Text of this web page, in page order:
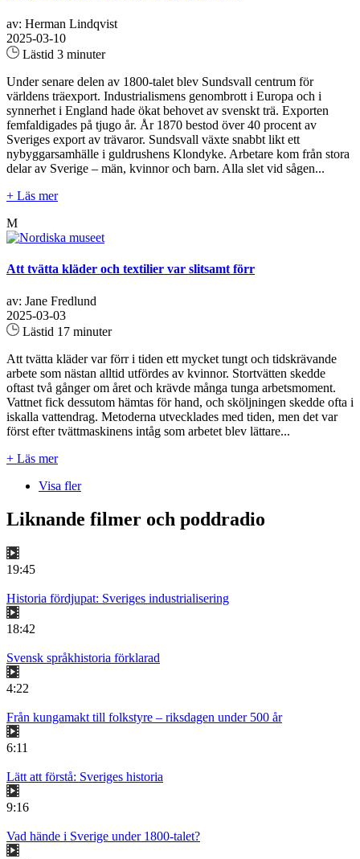
av: Herman Lindqvist
2025-03-10
Lästid 3 minuter
Under senare delen av 1800-talet blev Sundsvall centrum för
världens träexport. Industrialismens genombrott i Europa och i
synnerhet i England hade ökat behovet av svenskt trä. Exporten
femfaldigades på tjugo år. År 1870 bestod över 40 procent av
Sveriges export av trävaror. Sundsvall växte snabbt likt ett
nybyggarsamhälle i guldrushens Klondyke. Arbetare kom från stora
delar av Sverige – män, kvinnor och barn. Alla slet vid sågen...
+ Läs mer
M
Att tvätta kläder och textilier var slitsamt förr
av: Jane Fredlund
2025-03-03
Lästid 17 minuter
Att tvätta kläder var förr i tiden ett mycket tungt och tidskrävande
arbete som nästan alltid utfördes av kvinnor. Stortvätten skedde
oftast två gånger om året och krävde många tunga arbetsmoment.
Vattnet fick dessutom hämtas för hand, och sköljningen skedde ofta i
iskalla vattendrag. Metoderna utvecklades med tiden, men det var
först efter tvättmaskinens intåg som arbetet blev lättare...
+ Läs mer
Visa fler
Liknande filmer och poddradio
19:45
Historia fördjupat: Sveriges industrialisering
18:42
Svensk språkhistoria förklarad
4:22
Från kungamakt till folkstyre – riksdagen under 500 år
6:11
Lätt att förstå: Sveriges historia
9:16
Vad hände i Sverige under 1800-talet?